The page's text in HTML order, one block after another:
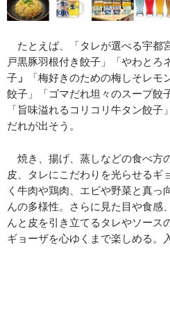
たとえば、「タレが選べる宇都
戸黒豚羽根付き餃子」「やわとろ
子 」
「梅好きのための梅しそレ
餃子」「ゴマだれ坦々のスープ餃
「旨味溢れるコリコリ牛タン餃子
だれが出そう。
焼き、揚げ、蒸しなどの食べ方
皮、タレにこだわりを光らせるギ
く牛肉や鶏肉、エビや野菜と真っ
んの多様性。さらに見た目や食感
んと皮を引き立てるタレやソース
ギョーザを心ゆくまで楽しめる。